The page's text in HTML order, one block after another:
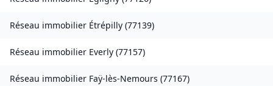
Réseau immobilier Étrépilly (77139)
Réseau immobilier Everly (77157)
Réseau immobilier Faÿ-lès-Nemours (77167)